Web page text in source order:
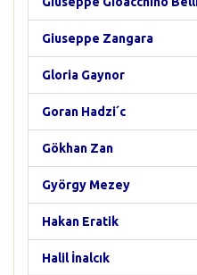
Giuseppe Zangara
Gloria Gaynor
Goran Hadzi´c
Gökhan Zan
György Mezey
Hakan Eratik
Halil İnalcık